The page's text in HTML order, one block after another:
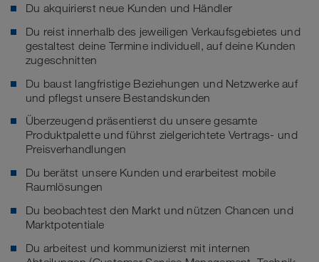
Du akquirierst neue Kunden und Händler
Du reist innerhalb des jeweiligen Verkaufsgebietes und
gestaltest deine Termine individuell, auf deine Kunden
zugeschnitten
Du baust langfristige Beziehungen und Netzwerke auf
und pflegst unsere Bestandskunden
Überzeugend präsentierst du unsere gesamte
Produktpalette und führst zielgerichtete Vertrags- und
Preisverhandlungen
Du berätst unsere Kunden und erarbeitest mobile
Raumlösungen
Du beobachtest den Markt und nützen Chancen und
Marktpotentiale
Du arbeitest und kommunizierst mit internen